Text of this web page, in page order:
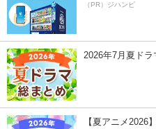
（PR）ジハンピ
2026年7月夏ドラ
【夏アニメ2026